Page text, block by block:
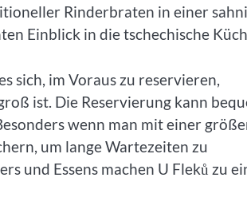
Rinderbraten in einer
Einblick in die tschechische
sich, im Voraus zu reservieren,
ist. Die Reservierung kann
wenn man mit einer
um lange Wartezeiten zu
und Essens machen U Fleků zu